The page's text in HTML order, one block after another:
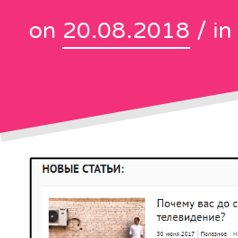
on 20.08.2018 / in